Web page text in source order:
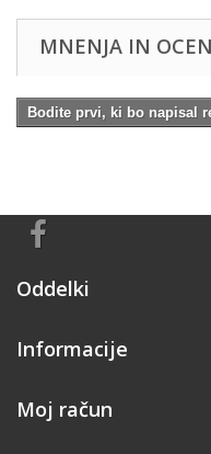
MNENJA IN
Bodite prvi, ki bo napisal
Oddelki
Informacije
Moj račun